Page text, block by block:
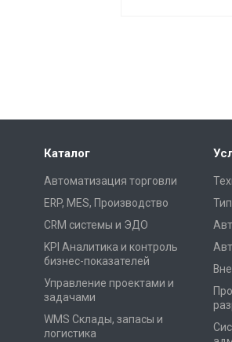
Каталог
Автоматизация торговли
ERP, MES, Производство
CRM системы и ЭДО
KPI Аналитика и контроль
бизнес-показателей
Управление проектами и
задачами
WMS Склады, запасы и
логистика